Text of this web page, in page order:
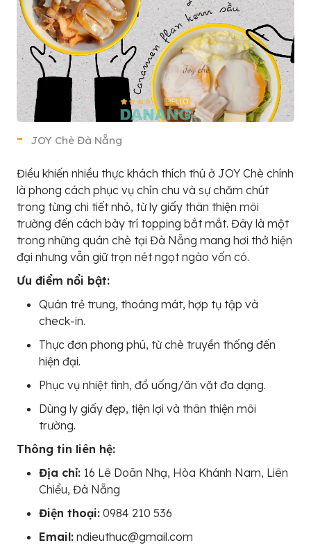
JOY Chè Đà Nẵng
Điều khiến nhiều thực khách thích thú ở JOY Chè chính
là phong cách phục vụ chỉn chu và sự chăm chút
trong từng chi tiết nhỏ, từ ly giấy thân thiện môi
trường đến cách bày trí topping bắt mắt. Đây là một
trong những quán chè tại Đà Nẵng mang hơi thở hiện
đại nhưng vẫn giữ trọn nét ngọt ngào vốn có.
Ưu điểm nổi bật:
Quán trẻ trung, thoáng mát, hợp tụ tập và
check-in.
Thực đơn phong phú, từ chè truyền thống đến
hiện đại.
Phục vụ nhiệt tình, đồ uống/ăn vặt đa dạng.
Dùng ly giấy đẹp, tiện lợi và thân thiện môi
trường.
Thông tin liên hệ:
Địa chỉ: 16 Lê Doãn Nhạ, Hòa Khánh Nam, Liên
Chiểu, Đà Nẵng
Điện thoại: 0984 210 536
Email: ndieuthuc@gmail.com